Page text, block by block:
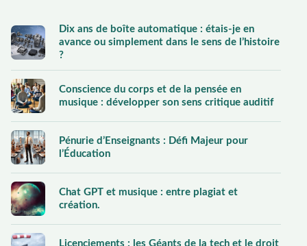
Dix ans de boîte automatique : étais-je en
avance ou simplement dans le sens de l’histoire
?
Conscience du corps et de la pensée en
musique : développer son sens critique auditif
Pénurie d’Enseignants : Défi Majeur pour
l’Éducation
Chat GPT et musique : entre plagiat et
création.
Licenciements : les Géants de la tech et le droit